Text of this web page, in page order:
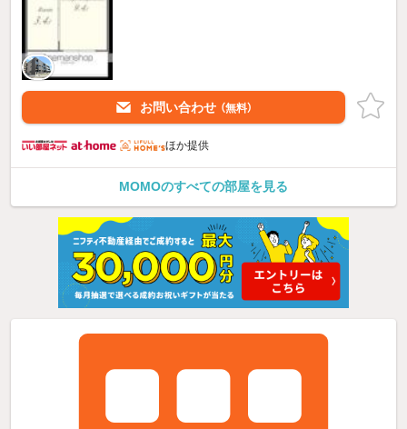
お問い合わせ （無料）
ほか提供
MOMOのすべての部屋を見る